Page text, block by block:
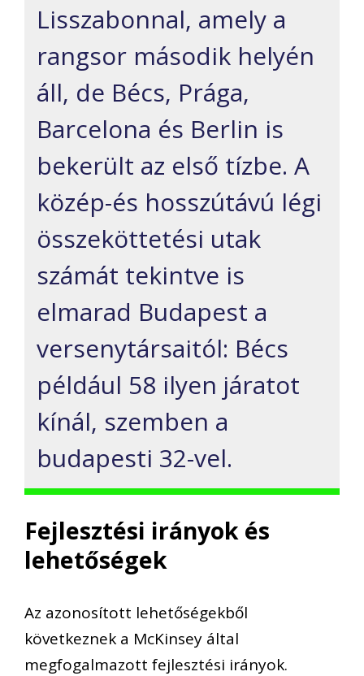
Lisszabonnal, amely a
rangsor második helyén
áll, de Bécs, Prága,
Barcelona és Berlin is
bekerült az első tízbe. A
közép-és hosszútávú légi
összeköttetési utak
számát tekintve is
elmarad Budapest a
versenytársaitól: Bécs
például 58 ilyen járatot
kínál, szemben a
budapesti 32-vel.
Fejlesztési irányok és
lehetőségek
Az azonosított lehetőségekből
következnek a McKinsey által
megfogalmazott fejlesztési irányok.